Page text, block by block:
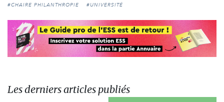
#CHAIRE PHILANTHROPIE
#UNIVERSITÉ
Les derniers articles publiés